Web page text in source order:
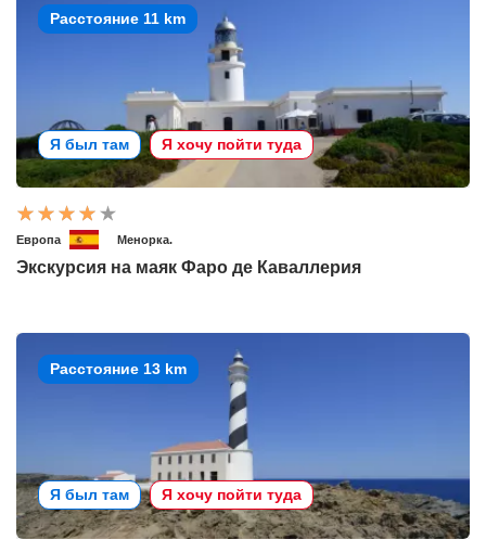
Расстояние 11 km
Я был там Я хочу пойти туда
Европа Менорка.
Экскурсия на маяк Фаро де Каваллерия
Расстояние 13 km
Я был там Я хочу пойти туда